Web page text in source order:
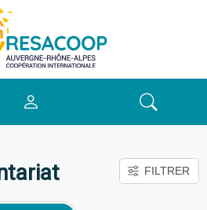
FILTRER